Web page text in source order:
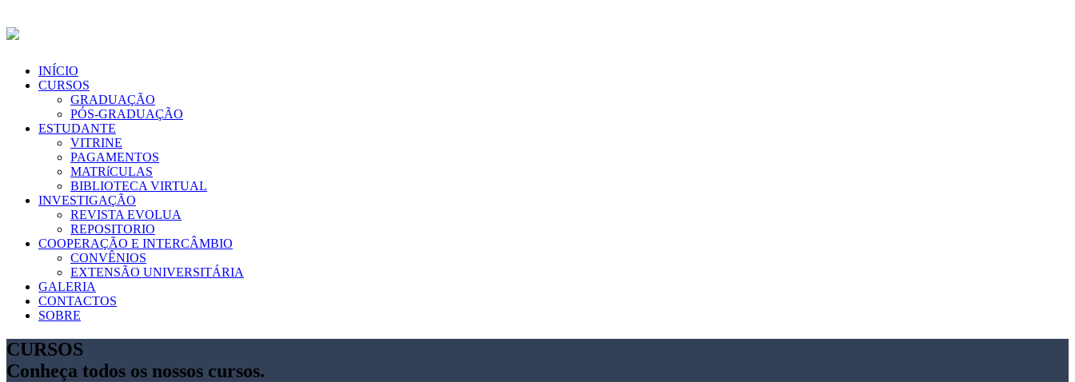
INÍCIO
CURSOS
GRADUAÇÃO
PÓS-GRADUAÇÃO
ESTUDANTE
VITRINE
PAGAMENTOS
MATRíCULAS
BIBLIOTECA VIRTUAL
INVESTIGAÇÃO
REVISTA EVOLUA
REPOSITORIO
COOPERAÇÃO E INTERCÂMBIO
CONVÊNIOS
EXTENSÃO UNIVERSITÁRIA
GALERIA
CONTACTOS
SOBRE
CURSOS
Conheça todos os nossos cursos.